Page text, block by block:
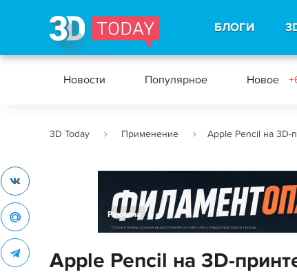
БЛОГИ
Новости Популярное Новое
3D Today Применение Apple Pencil на 3D-
Реклама
Apple Pencil на 3D-